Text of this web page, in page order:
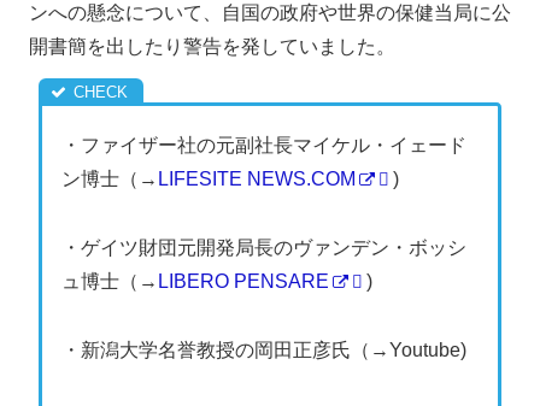
ンへの懸念について、自国の政府や世界の保健当局に公
開書簡を出したり警告を発していました。
・ファイザー社の元副社長マイケル・イェード
ン博士（→ LIFESITE NEWS.COM )
・ゲイツ財団元開発局長のヴァンデン・ボッシ
ュ博士（→ LIBERO PENSARE )
・新潟大学名誉教授の岡田正彦氏（→Youtube)